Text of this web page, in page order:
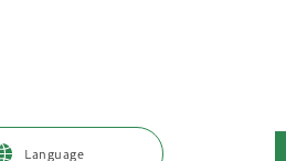
Language
教育 > 教育相談